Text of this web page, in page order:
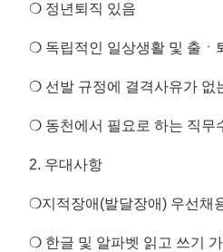
❍ 정년퇴직 있음
❍ 독립적인 일상생활 및 출ㆍ
❍ 선발 규정에 결격사유가 없
❍ 동천에서 필요로 하는 직무
2. 우대사항
❍지적장애(발달장애) 우선채
❍ 한글 및 알파벳 읽고 쓰기